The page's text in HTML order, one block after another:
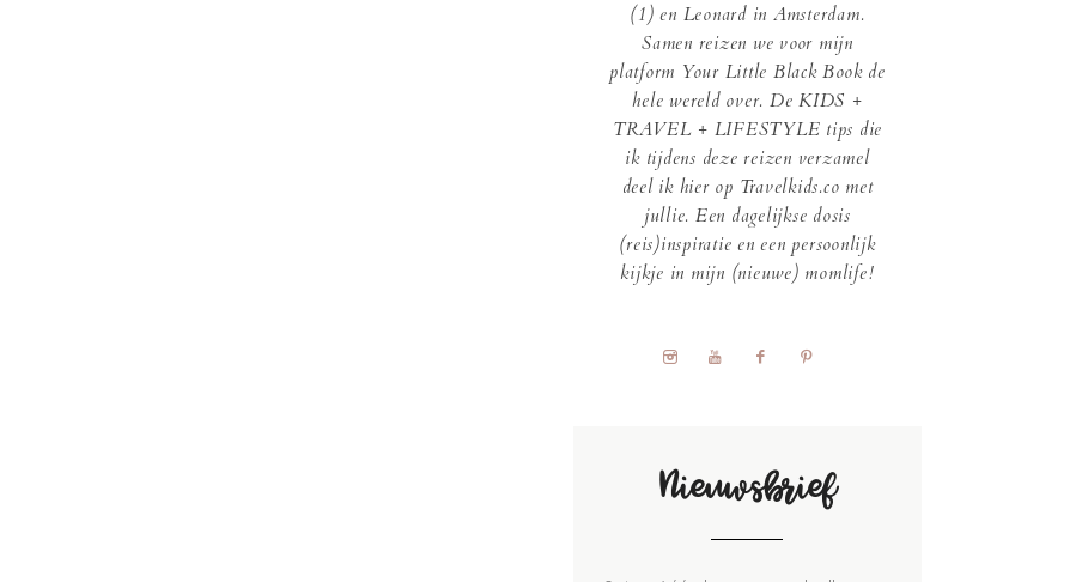
(1) en Leonard in Amsterdam.
Samen reizen we voor mijn
platform Your Little Black Book de
hele wereld over. De KIDS +
TRAVEL + LIFESTYLE tips die
ik tijdens deze reizen verzamel
deel ik hier op Travelkids.co met
jullie. Een dagelijkse dosis
(reis)inspiratie en een persoonlijk
kijkje in mijn (nieuwe) momlife!
Nieuwsbrief